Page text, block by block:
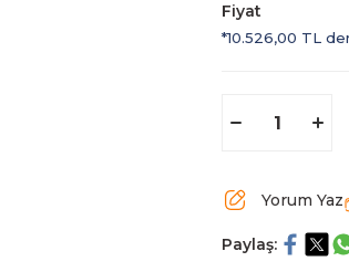
Fiyat
*10.526,00 TL
Yorum Yaz
Paylaş: